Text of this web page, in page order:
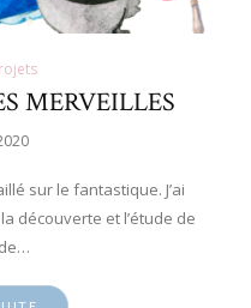
MERVEILLES
sur le fantastique. J’ai
découverte et l’étude de